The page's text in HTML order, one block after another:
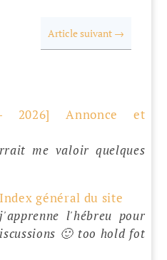
Article suivant→
2026] Annonce et
me valoir quelques
général du site
l'hébreu pour
🙂 too hold fot